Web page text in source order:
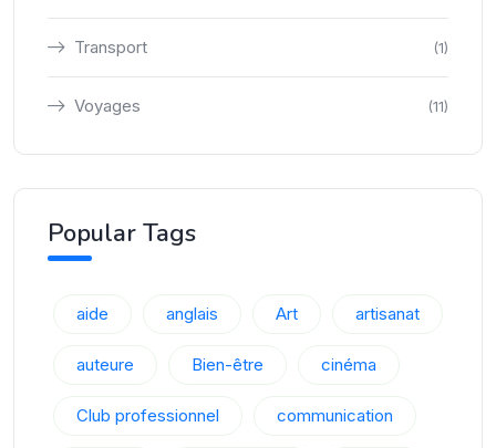
Transport (1)
Voyages (11)
Popular Tags
aide anglais Art artisanat
auteure Bien-être cinéma
Club professionnel communication